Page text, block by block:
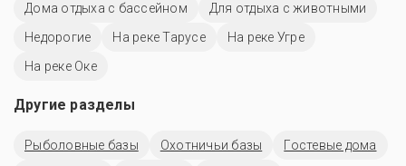
Дома отдыха с бассейном
Для отдыха с животными
Недорогие
На реке Тарусе
На реке Угре
На реке Оке
Другие разделы
Рыболовные базы Охотничьи базы
Гостевые дома